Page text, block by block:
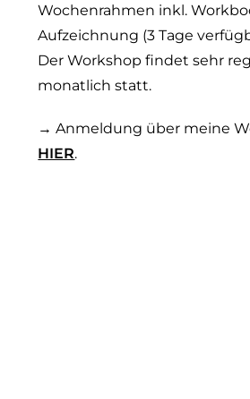
Wochenrahmen inkl.
Aufzeichnung (3 Tage
Der Workshop findet sehr
monatlich statt.
→ Anmeldung über meine
HIER.